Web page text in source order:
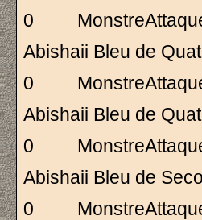
0
Abishaii Bleu de
0
Abishaii Bleu de
0
Abishaii Bleu de
0